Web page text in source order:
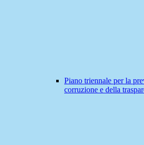
Piano triennale per la
corruzione e della